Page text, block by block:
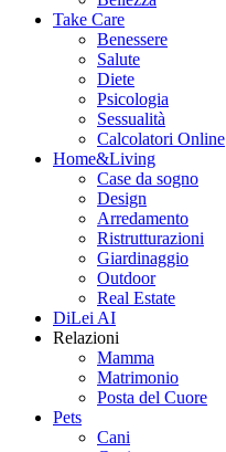
Take Care
Benessere
Salute
Diete
Psicologia
Sessualità
Calcolatori Online
Home&Living
Case da sogno
Design
Arredamento
Ristrutturazioni
Giardinaggio
Outdoor
Real Estate
DiLei AI
Relazioni
Mamma
Matrimonio
Posta del Cuore
Pets
Cani